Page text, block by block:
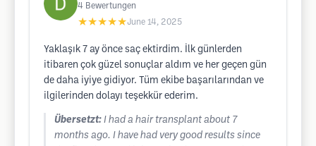
4 Bewertungen
★★★★★June 14, 2025
Yaklaşık 7 ay önce saç ektirdim. İlk günlerden
itibaren çok güzel sonuçlar aldım ve her geçen gün
de daha iyiye gidiyor. Tüm ekibe başarılarından ve
ilgilerinden dolayı teşekkür ederim.
Übersetzt: I had a hair transplant about 7
months ago. I have had very good results since